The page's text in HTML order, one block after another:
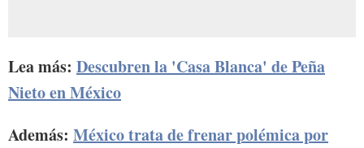
Lea más: Descubren la 'Casa Blanca' de Peña
Nieto en México
Además: México trata de frenar polémica por